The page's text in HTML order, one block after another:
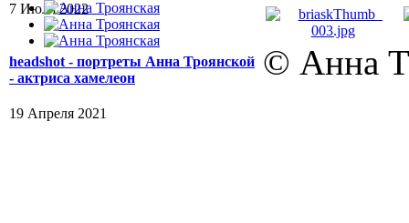
7 Июля 2022
headshot - портреты Анна Троянской
- актриса хамелеон
19 Апреля 2021
© Анна